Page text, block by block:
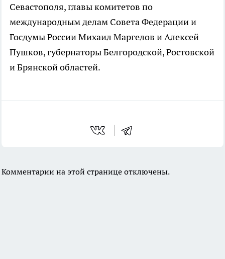
Севастополя, главы комитетов по
международным делам Совета Федерации и
Госдумы России Михаил Маргелов и Алексей
Пушков, губернаторы Белгородской, Ростовской
и Брянской областей.
Комментарии на этой странице отключены.